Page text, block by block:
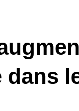
à une moyenne
m3 à ne pas
dans